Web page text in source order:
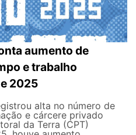
aumento de
e trabalho
2025
alta no número de
e cárcere privado
da Terra (CPT)